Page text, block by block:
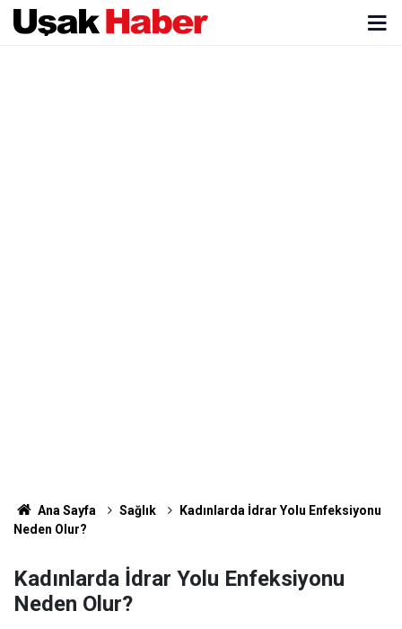
Ana Sayfa Sağlık
Kadınlarda İdrar Yolu Enfeksiyonu
Neden Olur?
Kadınlarda İdrar Yolu Enfeksiyonu
Neden Olur?